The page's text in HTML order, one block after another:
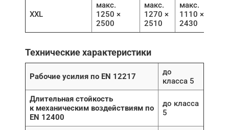
XXL
макс.
1250 ×
2500
макс.
1270 ×
2510
макс.
1110 ×
2430
Технические характеристики
Рабочие усилия по EN 12217
до
класса 5
Длительная стойкость
к механическим воздействиям по
EN 12400
до класса
5